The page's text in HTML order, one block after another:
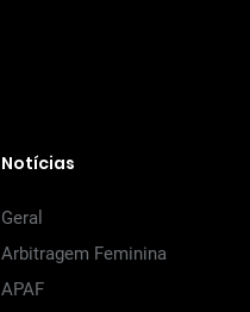
Notícias
Geral
Arbitragem Feminina
APAF